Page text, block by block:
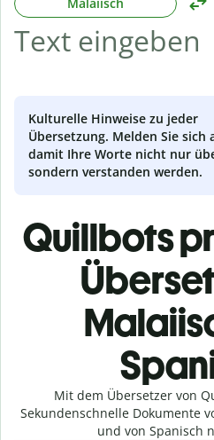
Kulturelle Hinweise zu jeder
Übersetzung. Melden Sie sich
damit Ihre Worte nicht nur
sondern verstanden werden.
Quillbots
Mit dem Übersetzer von
Sekundenschnelle Dokumente
und von Spanisch